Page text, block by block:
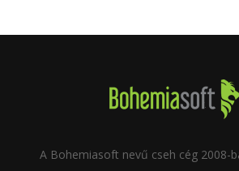
A Bohemiasoft nevű cseh cég 2008-